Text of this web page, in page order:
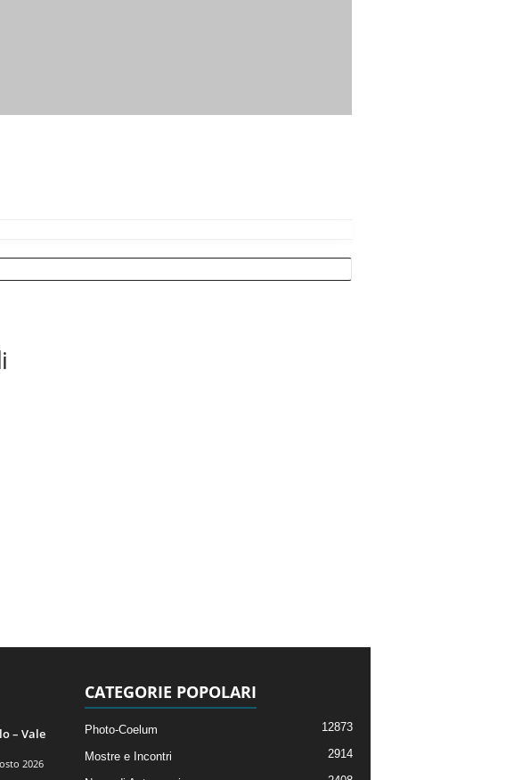
– Vale
2026
CATEGORIE POPOLARI
Photo-Coelum 12873
Mostre e Incontri 2914